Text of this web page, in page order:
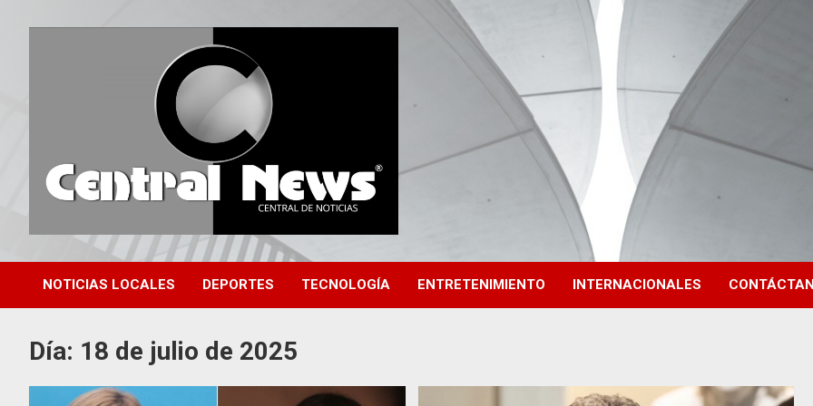
Central News HN
Central de Noticias
NOTICIAS LOCALES DEPORTES TECNOLOGÍA ENTRETENIMIENTO INTERNACIONALES
Día: 18 de julio de 2025